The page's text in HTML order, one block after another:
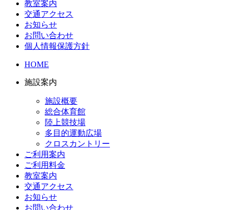
教室案内
交通アクセス
お知らせ
お問い合わせ
個人情報保護方針
HOME
施設案内
施設概要
総合体育館
陸上競技場
多目的運動広場
クロスカントリー
ご利用案内
ご利用料金
教室案内
交通アクセス
お知らせ
お問い合わせ